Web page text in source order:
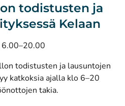
todistusten ja
Kelaan
todistusten ja lausuntojen
katkoksia ajalla klo 6–20
takia.